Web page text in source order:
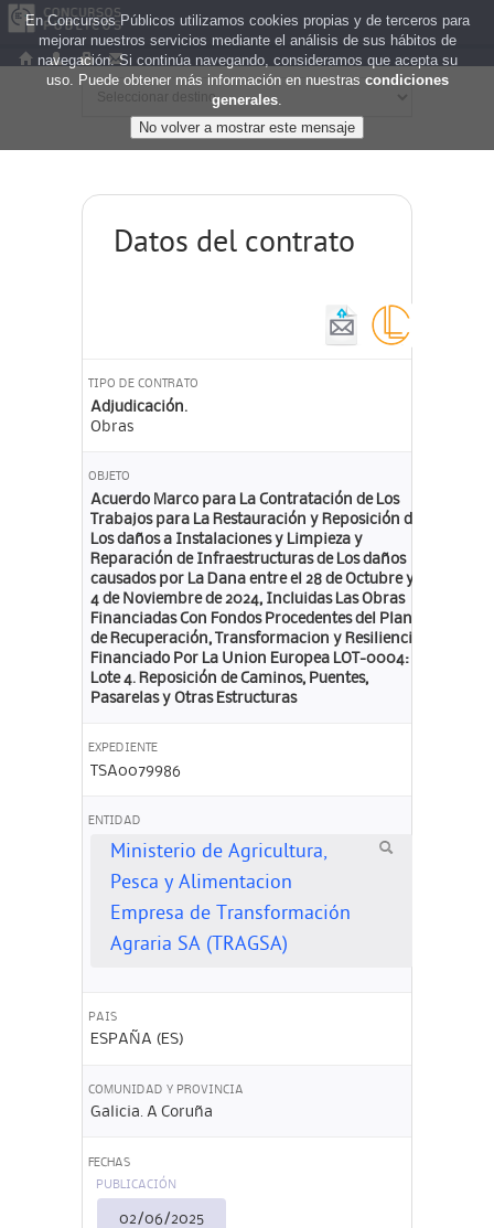
Datos del contrato
TIPO DE CONTRATO
Adjudicación.
Obras
OBJETO
Acuerdo Marco para La Contratación de Los
Trabajos para La Restauración y Reposición de
Los daños a Instalaciones y Limpieza y
Reparación de Infraestructuras de Los daños
causados por La Dana entre el 28 de Octubre y
4 de Noviembre de 2024, Incluidas Las Obras
Financiadas Con Fondos Procedentes del Plan
de Recuperación, Transformacion y Resiliencia
Financiado Por La Union Europea LOT-0004:
Lote 4. Reposición de Caminos, Puentes,
Pasarelas y Otras Estructuras
EXPEDIENTE
TSA0079986
ENTIDAD
Ministerio de Agricultura,
Pesca y Alimentacion
Empresa de Transformación
Agraria SA (TRAGSA)
PAIS
ESPAÑA (ES)
COMUNIDAD Y PROVINCIA
Galicia. A Coruña
FECHAS
PUBLICACIÓN
02/06/2025
En Concursos Públicos utilizamos cookies propias y de terceros para
mejorar nuestros servicios mediante el análisis de sus hábitos de
navegación. Si continúa navegando, consideramos que acepta su
uso. Puede obtener más información en nuestras condiciones
generales.